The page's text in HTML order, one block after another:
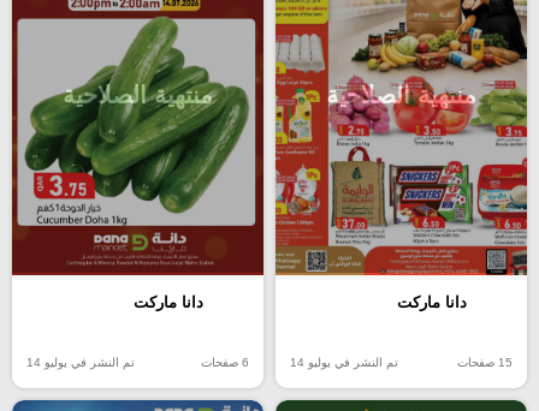
منتهية الصلاحية
دانا ماركت
15 صفحات تم النشر في يوليو 14
منتهية الصلاحية
دانا ماركت
6 صفحات تم النشر في يوليو 14